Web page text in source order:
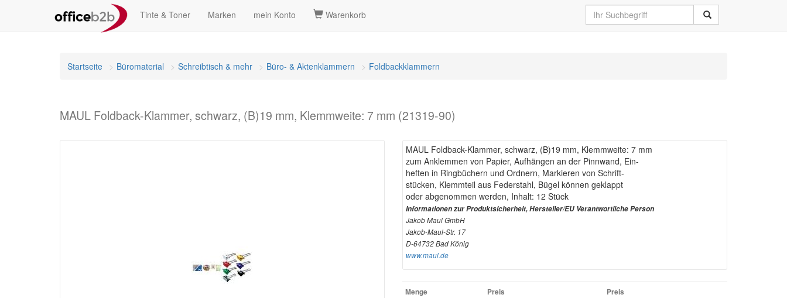
Tinte & Toner Marken mein Konto Warenkorb
Startseite Büromaterial Schreibtisch & mehr Büro- & Aktenklammern Foldbackklammern
MAUL Foldback-Klammer, schwarz, (B)19 mm, Klemmweite: 7 mm (21319-90)
MAUL Foldback-Klammer, schwarz, (B)19 mm, Klemmweite: 7 mm
zum Anklemmen von Papier, Aufhängen an der Pinnwand, Ein-
heften in Ringbüchern und Ordnern, Markieren von Schrift-
stücken, Klemmteil aus Federstahl, Bügel können geklappt
oder abgenommen werden, Inhalt: 12 Stück
Informationen zur Produktsicherheit, Hersteller/EU Verantwortliche Person
Jakob Maul GmbH
Jakob-Maul-Str. 17
D-64732 Bad König
www.maul.de
Menge
Preis
Preis